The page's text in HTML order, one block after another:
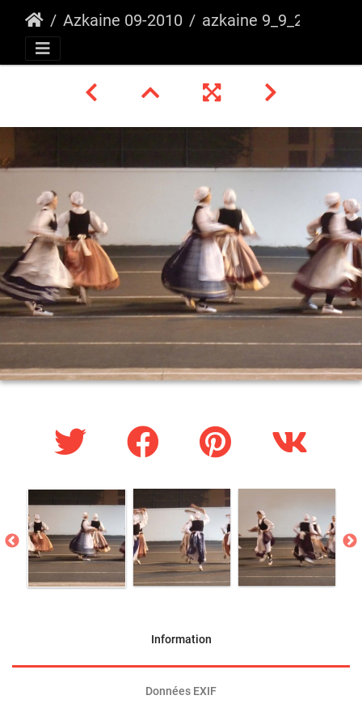
Azkaine 09-2010 azkaine 9_9_2010 _49_
Information
Données EXIF